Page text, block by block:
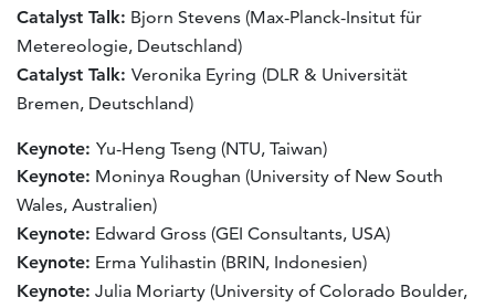
Catalyst Talk: Bjorn Stevens (Max-Planck-Insitut für
Metereologie, Deutschland)
Catalyst Talk: Veronika Eyring (DLR & Universität
Bremen, Deutschland)
Keynote: Yu-Heng Tseng (NTU, Taiwan)
Keynote: Moninya Roughan (University of New South
Wales, Australien)
Keynote: Edward Gross (GEI Consultants, USA)
Keynote: Erma Yulihastin (BRIN, Indonesien)
Keynote: Julia Moriarty (University of Colorado Boulder,